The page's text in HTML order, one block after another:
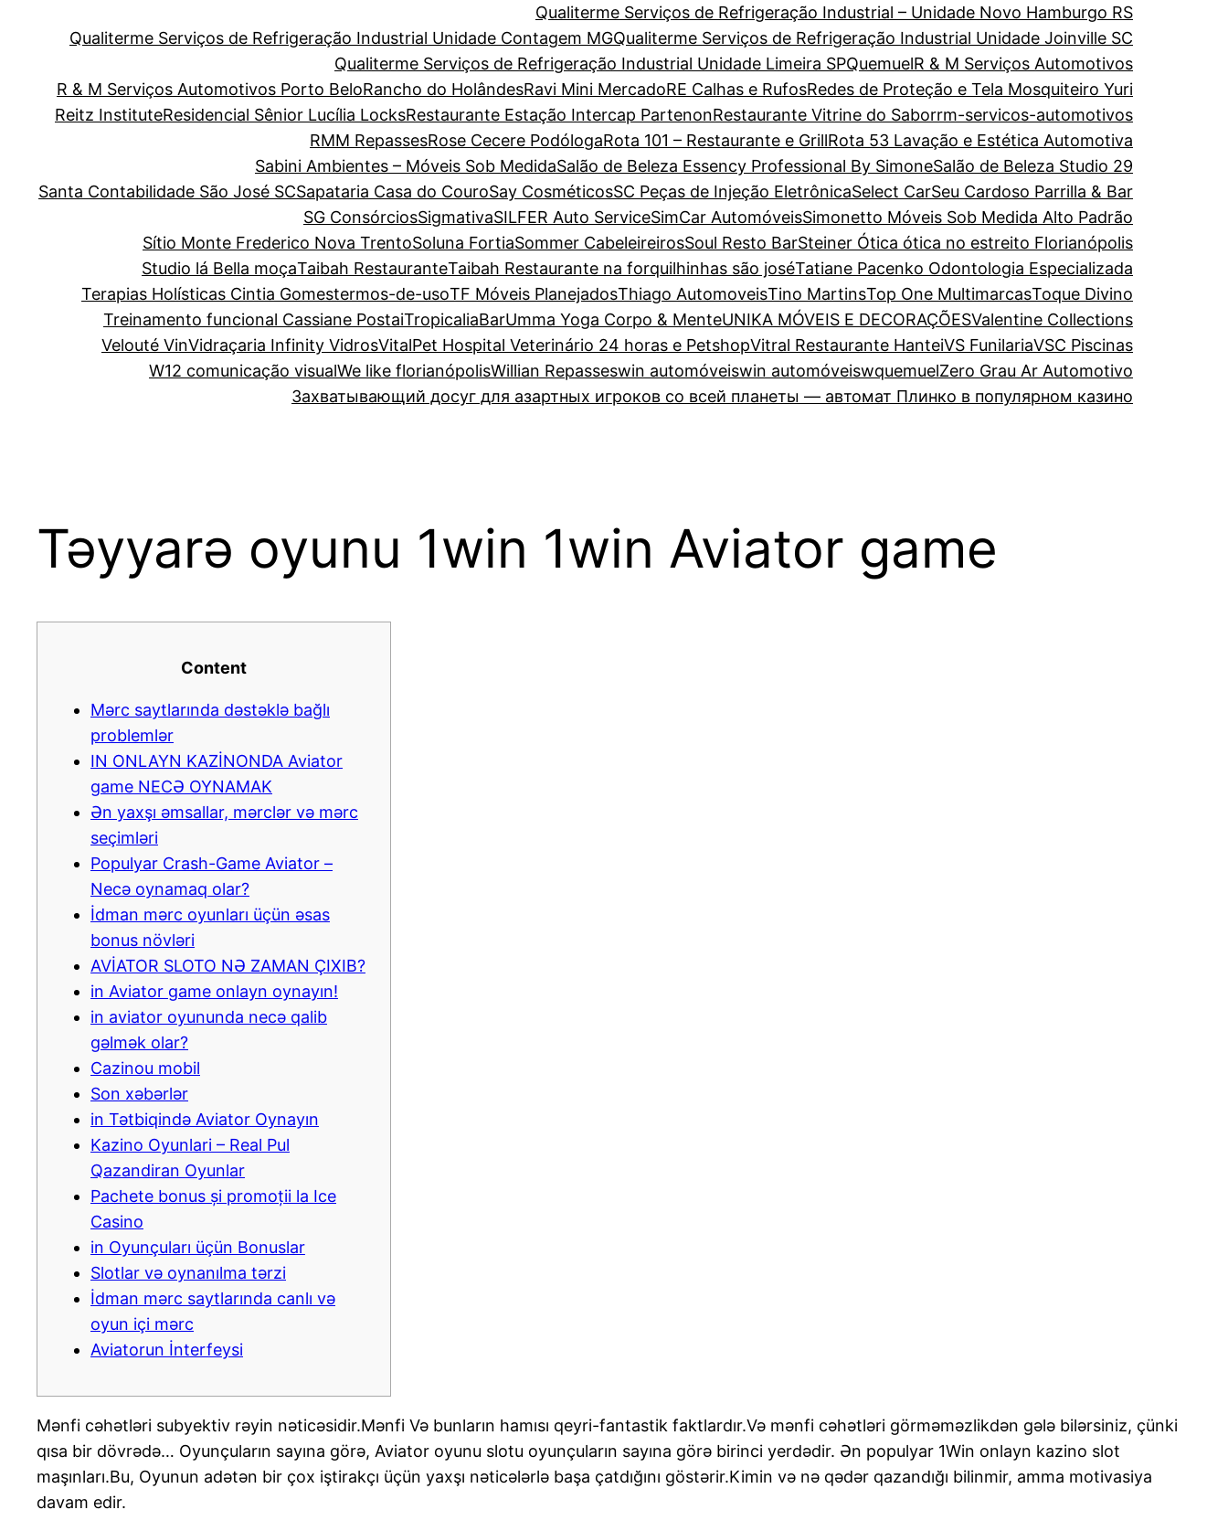
Qualiterme Serviços de Refrigeração Industrial – Unidade Novo Hamburgo RS
Qualiterme Serviços de Refrigeração Industrial Unidade Contagem MGQualiterme Serviços de Refrigeração Industrial Unidade Joinville SC
Qualiterme Serviços de Refrigeração Industrial Unidade Limeira SPQuemuelR & M Serviços Automotivos
R & M Serviços Automotivos Porto BeloRancho do HolândesRavi Mini MercadoRE Calhas e RufosRedes de Proteção e Tela Mosquiteiro Yuri
Reitz InstituteResidencial Sênior Lucília LocksRestaurante Estação Intercap PartenonRestaurante Vitrine do Saborrm-servicos-automotivos
RMM RepassesRose Cecere PodólogaRota 101 – Restaurante e GrillRota 53 Lavação e Estética Automotiva
Sabini Ambientes – Móveis Sob MedidaSalão de Beleza Essency Professional By SimoneSalão de Beleza Studio 29
Santa Contabilidade São José SCSapataria Casa do CouroSay CosméticosSC Peças de Injeção EletrônicaSelect CarSeu Cardoso Parrilla & Bar
SG ConsórciosSigmativaSILFER Auto ServiceSimCar AutomóveisSimonetto Móveis Sob Medida Alto Padrão
Sítio Monte Frederico Nova TrentoSoluna FortiaSommer CabeleireirosSoul Resto BarSteiner Ótica ótica no estreito Florianópolis
Studio lá Bella moçaTaibah RestauranteTaibah Restaurante na forquilhinhas são joséTatiane Pacenko Odontologia Especializada
Terapias Holísticas Cintia Gomestermos-de-usoTF Móveis PlanejadosThiago AutomoveisTino MartinsTop One MultimarcasToque Divino
Treinamento funcional Cassiane PostaiTropicaliaBarUmma Yoga Corpo & MenteUNIKA MÓVEIS E DECORAÇÕESValentine Collections
Velouté VinVidraçaria Infinity VidrosVitalPet Hospital Veterinário 24 horas e PetshopVitral Restaurante HanteiVS FunilariaVSC Piscinas
W12 comunicação visualWe like florianópolisWillian Repasseswin automóveiswin automóveiswquemuelZero Grau Ar Automotivo
Захватывающий досуг для азартных игроков со всей планеты — автомат Плинко в популярном казино
Təyyarə oyunu 1win 1win Aviator game
Content
Mərc saytlarında dəstəklə bağlı
problemlər
IN ONLAYN KAZİNONDA Aviator
game NECƏ OYNAMAK
Ən yaxşı əmsallar, mərclər və mərc
seçimləri
Populyar Crash-Game Aviator –
Necə oynamaq olar?
İdman mərc oyunları üçün əsas
bonus növləri
AVİATOR SLOTO NƏ ZAMAN ÇIXIB?
in Aviator game onlayn oynayın!
in aviator oyununda necə qalib
gəlmək olar?
Cazinou mobil
Son xəbərlər
in Tətbiqində Aviator Oynayın
Kazino Oyunlari – Real Pul
Qazandiran Oyunlar
Pachete bonus și promoții la Ice
Casino
in Oyunçuları üçün Bonuslar
Slotlar və oynanılma tərzi
İdman mərc saytlarında canlı və
oyun içi mərc
Aviatorun İnterfeysi
Mənfi cəhətləri subyektiv rəyin nəticəsidir.Mənfi Və bunların hamısı qeyri-fantastik faktlardır.Və mənfi cəhətləri görməməzlikdən gələ bilərsiniz, çünki
qısa bir dövrədə… Oyunçuların sayına görə, Aviator oyunu slotu oyunçuların sayına görə birinci yerdədir. Ən populyar 1Win onlayn kazino slot
maşınları.Bu, Oyunun adətən bir çox iştirakçı üçün yaxşı nəticələrlə başa çatdığını göstərir.Kimin və nə qədər qazandığı bilinmir, amma motivasiya
davam edir.